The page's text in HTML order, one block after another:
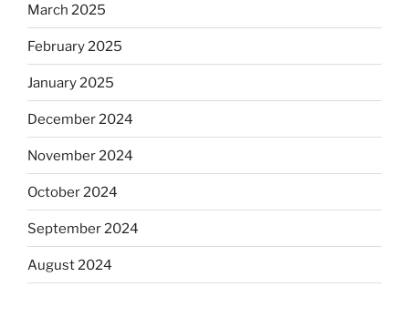
March 2025
February 2025
January 2025
December 2024
November 2024
October 2024
September 2024
August 2024